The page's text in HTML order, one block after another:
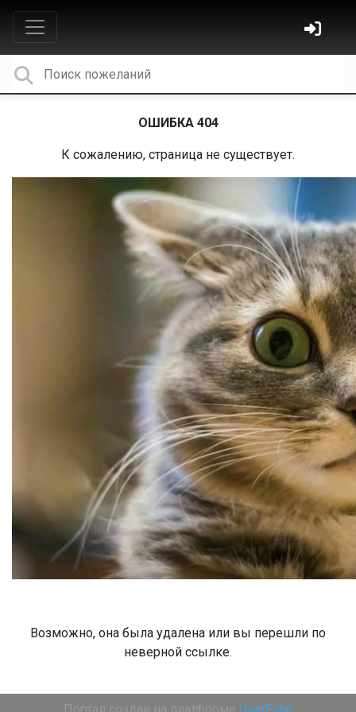
ОШИБКА 404
К сожалению, страница не существует.
Возможно, она была удалена или вы перешли по
неверной ссылке.